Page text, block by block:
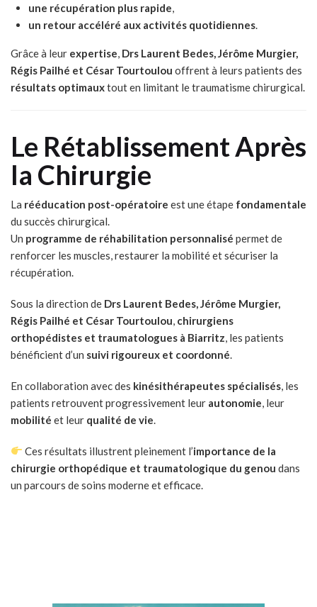
une récupération plus rapide
un retour accéléré aux activités quotidiennes
Grâce à leur expertise Drs Laurent Bedes, Jérôme Murgier,
Régis Pailhé et César Tourtoulou offrent à leurs patients des
résultats optimauxtout en limitant le traumatisme chirurgical.
Le Rétablissement Après
la Chirurgie
La rééducation post-opératoire est une étape fondamentale
du succès chirurgical.
Un programme de réhabilitation personnalisé permet de
renforcer les muscles, restaurer la mobilité et sécuriser la
récupération.
Sous la direction de Drs Laurent Bedes, Jérôme Murgier,
Régis Pailhé et César Tourtoulou chirurgiens
orthopédistes et traumatologues à Biarritz , les patients
bénéficient d’un suivi rigoureux et coordonné
En collaboration avec des kinésithérapeutes spécialisés , les
patients retrouvent progressivement leur autonomie , leur
mobilité et leur qualité de vie
Ces résultats illustrent pleinement l’importance de la
chirurgie orthopédique et traumatologique du genou dans
un parcours de soins moderne et efficace.